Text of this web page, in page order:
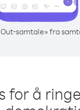
samtale» fra
for å